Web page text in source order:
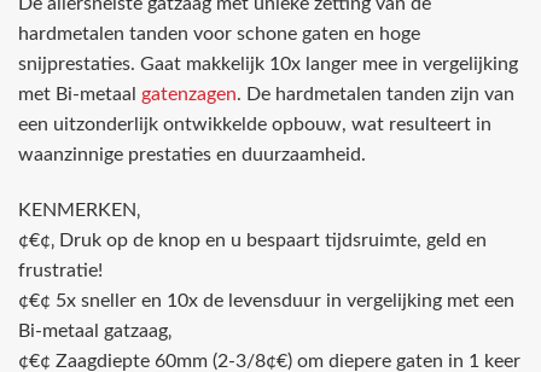
hardmetalen tanden voor schone gaten en hoge
snijprestaties. Gaat makkelijk 10x langer mee in vergelijking
met Bi-metaal gatenzagen. De hardmetalen tanden zijn van
een uitzonderlijk ontwikkelde opbouw, wat resulteert in
waanzinnige prestaties en duurzaamheid.
KENMERKEN‚
¢€¢‚ Druk op de knop en u bespaart tijdsruimte, geld en
frustratie!
¢€¢ 5x sneller en 10x de levensduur in vergelijking met een
Bi-metaal gatzaag‚
¢€¢ Zaagdiepte 60mm (2-3/8¢€) om diepere gaten in 1 keer